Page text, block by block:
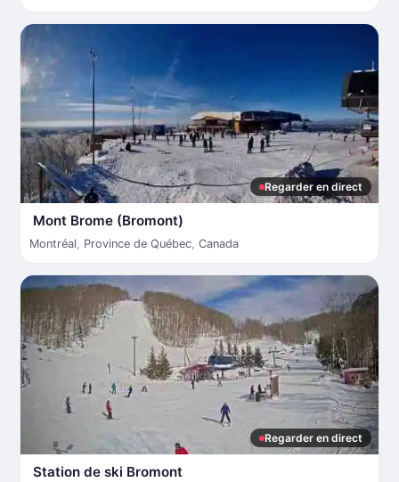
Regarder en direct
Mont Brome (Bromont)
Montréal, Province de Québec, Canada
Regarder en direct
Station de ski Bromont